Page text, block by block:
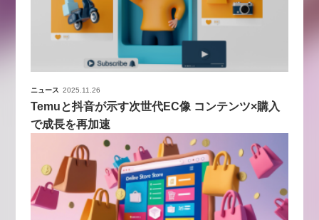
ニュース 2025.11.26
Temuと抖音が示す次世代EC像 コンテンツ×購入
で成長を再加速